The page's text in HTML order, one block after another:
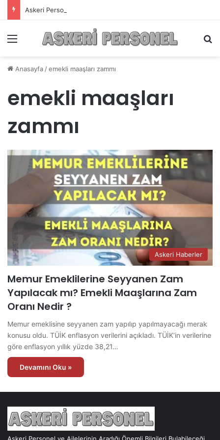
Askeri Personelin Güncel Haber ve Bilgi Sitesi.
Anasayfa /emekli maaşları zammı
emekli maaşları
zammı
Askeri Haberler
Memur Emeklilerine Seyyanen Zam
Yapılacak mı? Emekli Maaşlarına Zam
Oranı Nedir ?
Memur emeklisine seyyanen zam yapılıp yapılmayacağı merak
konusu oldu. TÜİK enflasyon verilerini açıkladı. TÜİK’in verilerine
göre enflasyon yıllık yüzde 38,21…
Devamını Oku »
Askeri Personel ve Ailelerinin Aradığı Önemli Bilgileri Bulabileceği,